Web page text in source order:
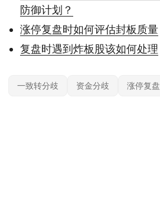
防御计划？
涨停复盘时如何评估封板质量
复盘时遇到炸板股该如何处理
一致转分歧 资金分歧 涨停复盘